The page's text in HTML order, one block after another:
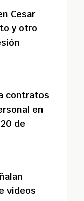
Cesar
y otro
contratos
en
de
videos